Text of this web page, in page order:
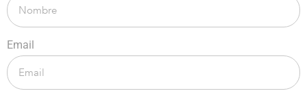
Email